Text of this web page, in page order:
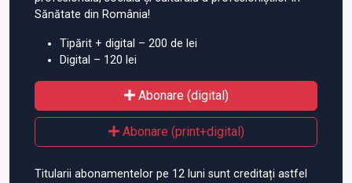
Sănătate din România!
Tipărit + digital – 200 de lei
Digital – 120 lei
Abonare (digital)
Abonare (print+digital)
Titularii abonamentelor pe 12 luni sunt creditați astfel